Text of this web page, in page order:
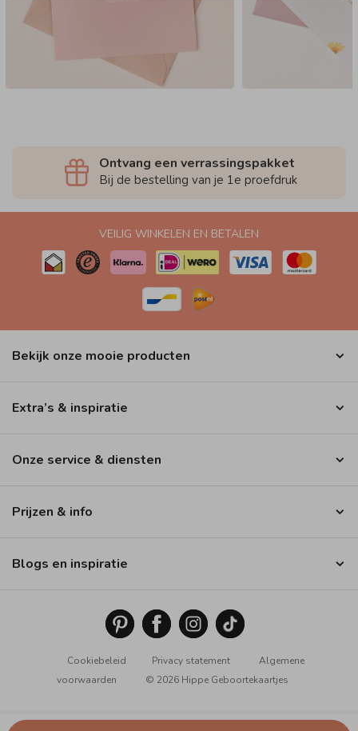
Ontvang een verrassingspakket
Bij de bestelling van je 1e proefdruk
VEILIG WINKELEN EN BETALEN
Bekijk onze mooie producten
Extra’s & inspiratie
Onze service & diensten
Prijzen & info
Blogs en inspiratie
Cookiebeleid Privacy statement
Algemene
voorwaarden
© 2026 Hippe Geboortekaartjes